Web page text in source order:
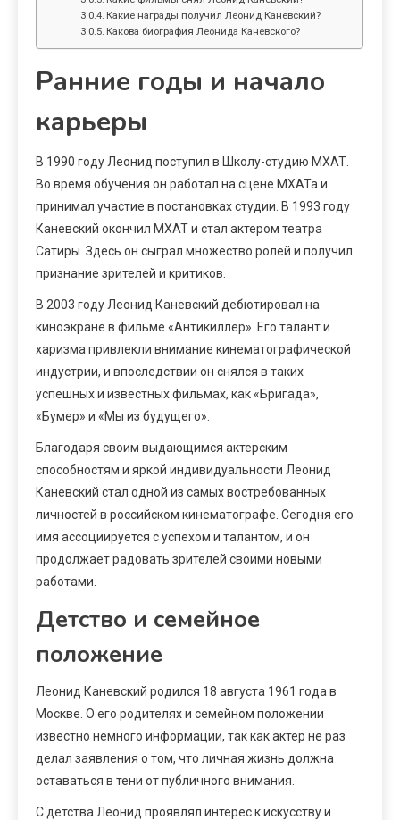
Какие награды получил Леонид Каневский?
Какова биография Леонида Каневского?
Ранние годы и начало
карьеры
В 1990 году Леонид поступил в Школу-студию МХАТ.
Во время обучения он работал на сцене МХАТа и
принимал участие в постановках студии. В 1993 году
Каневский окончил МХАТ и стал актером театра
Сатиры. Здесь он сыграл множество ролей и получил
признание зрителей и критиков.
В 2003 году Леонид Каневский дебютировал на
киноэкране в фильме «Антикиллер». Его талант и
харизма привлекли внимание кинематографической
индустрии, и впоследствии он снялся в таких
успешных и известных фильмах, как «Бригада»,
«Бумер» и «Мы из будущего».
Благодаря своим выдающимся актерским
способностям и яркой индивидуальности Леонид
Каневский стал одной из самых востребованных
личностей в российском кинематографе. Сегодня его
имя ассоциируется с успехом и талантом, и он
продолжает радовать зрителей своими новыми
работами.
Детство и семейное
положение
Леонид Каневский родился 18 августа 1961 года в
Москве. О его родителях и семейном положении
известно немного информации, так как актер не раз
делал заявления о том, что личная жизнь должна
оставаться в тени от публичного внимания.
С детства Леонид проявлял интерес к искусству и